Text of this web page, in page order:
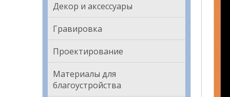
Декор и аксессуары
Гравировка
Проектирование
Материалы для
благоустройства